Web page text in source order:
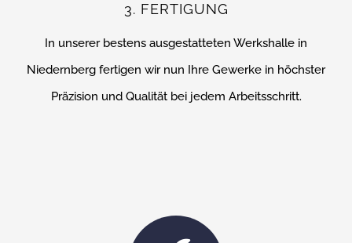
3. FERTIGUNG
In unserer bestens ausgestatteten Werkshalle in
Niedernberg fertigen wir nun Ihre Gewerke in höchster
Präzision und Qualität bei jedem Arbeitsschritt.